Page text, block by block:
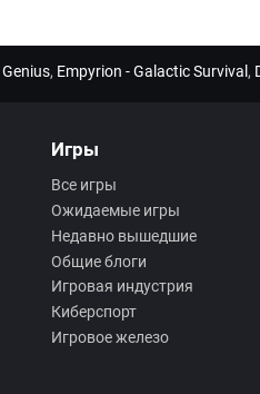
, Empyrion - Galactic Survival ,
Игры
Все игры
Ожидаемые игры
Недавно вышедшие
Общие блоги
Игровая индустрия
Киберспорт
Игровое железо